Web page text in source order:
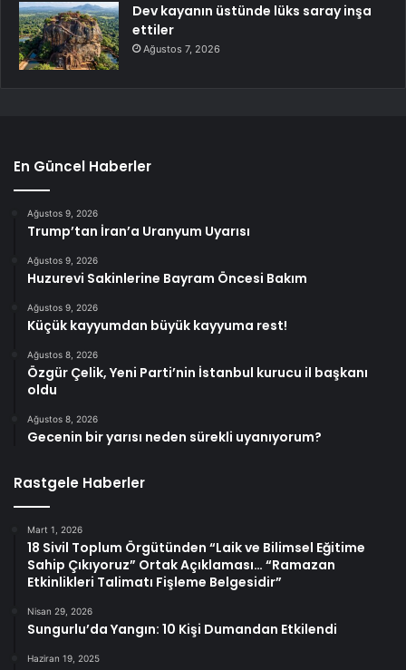
Dev kayanın üstünde lüks saray inşa
ettiler
Ağustos 7, 2026
En Güncel Haberler
Ağustos 9, 2026
Trump’tan İran’a Uranyum Uyarısı
Ağustos 9, 2026
Huzurevi Sakinlerine Bayram Öncesi Bakım
Ağustos 9, 2026
Küçük kayyumdan büyük kayyuma rest!
Ağustos 8, 2026
Özgür Çelik, Yeni Parti’nin İstanbul kurucu il başkanı
oldu
Ağustos 8, 2026
Gecenin bir yarısı neden sürekli uyanıyorum?
Rastgele Haberler
Mart 1, 2026
18 Sivil Toplum Örgütünden “Laik ve Bilimsel Eğitime
Sahip Çıkıyoruz” Ortak Açıklaması… “Ramazan
Etkinlikleri Talimatı Fişleme Belgesidir”
Nisan 29, 2026
Sungurlu’da Yangın: 10 Kişi Dumandan Etkilendi
Haziran 19, 2025